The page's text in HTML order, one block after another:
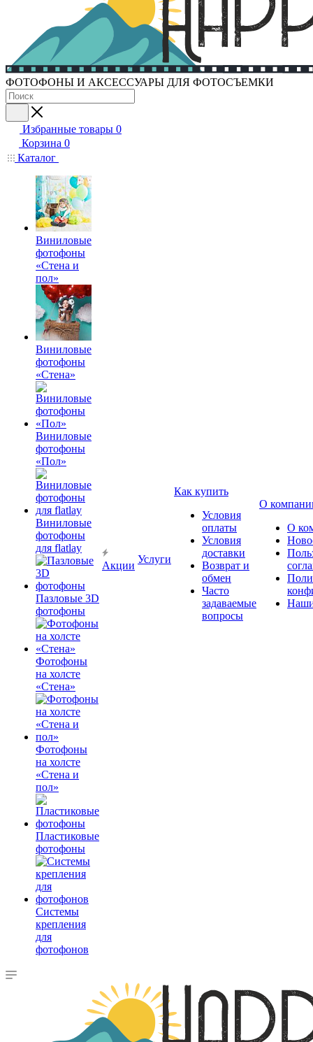
ФОТОФОНЫ И АКСЕССУАРЫ ДЛЯ ФОТОСЪЕМКИ
Избранные товары 0
Корзина 0
Каталог
Виниловые
фотофоны
«Стена и
пол»
Виниловые
фотофоны
«Стена»
Виниловые
фотофоны
«Пол»
Виниловые
фотофоны
для flatlay
Пазловые 3D
фотофоны
Фотофоны
на холсте
«Стена»
Фотофоны
на холсте
«Стена и
пол»
Пластиковые
фотофоны
Системы
крепления
для
фотофонов
Акции
Услуги
Как купить
Условия
оплаты
Условия
доставки
Возврат и
обмен
Часто
задаваемые
вопросы
О
О